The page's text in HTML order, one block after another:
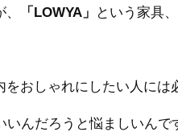
「LOWYA」 という家具
おしゃれにしたい人には
んだろうと悩ましいんで